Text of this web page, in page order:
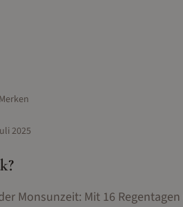
2025
?
Monsunzeit: Mit 16